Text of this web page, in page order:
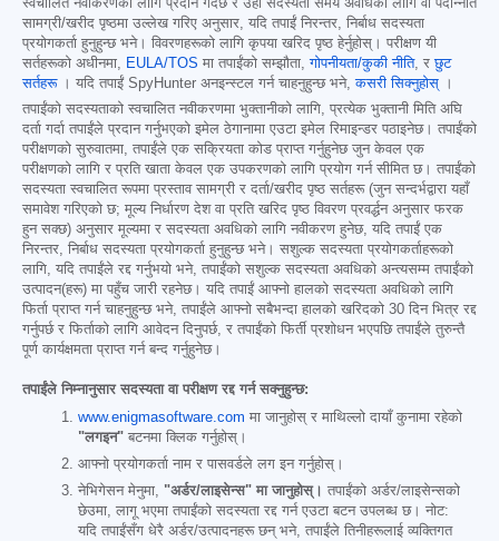
स्वचालित नवीकरणको लागि प्रदान गर्दछ र उही सदस्यता समय अवधिको लागि वा पदोन्नति
सामग्री/खरीद पृष्ठमा उल्लेख गरिए अनुसार, यदि तपाईं निरन्तर, निर्बाध सदस्यता
प्रयोगकर्ता हुनुहुन्छ भने। विवरणहरूको लागि कृपया खरिद पृष्ठ हेर्नुहोस्। परीक्षण यी
सर्तहरूको अधीनमा, EULA/TOS मा तपाईंको सम्झौता,गोपनीयता/कुकी नीति, रछुट
सर्तहरू। यदि तपाईं SpyHunter अनइन्स्टल गर्न चाहनुहुन्छ भने,कसरी सिक्नुहोस् ।
तपाईंको सदस्यताको स्वचालित नवीकरणमा भुक्तानीको लागि, प्रत्येक भुक्तानी मिति अघि
दर्ता गर्दा तपाईंले प्रदान गर्नुभएको इमेल ठेगानामा एउटा इमेल रिमाइन्डर पठाइनेछ। तपाईंको
परीक्षणको सुरुवातमा, तपाईंले एक सक्रियता कोड प्राप्त गर्नुहुनेछ जुन केवल एक
परीक्षणको लागि र प्रति खाता केवल एक उपकरणको लागि प्रयोग गर्न सीमित छ। तपाईंको
सदस्यता स्वचालित रूपमा प्रस्ताव सामग्री र दर्ता/खरीद पृष्ठ सर्तहरू (जुन सन्दर्भद्वारा यहाँ
समावेश गरिएको छ; मूल्य निर्धारण देश वा प्रति खरिद पृष्ठ विवरण प्रवर्द्धन अनुसार फरक
हुन सक्छ) अनुसार मूल्यमा र सदस्यता अवधिको लागि नवीकरण हुनेछ, यदि तपाईं एक
निरन्तर, निर्बाध सदस्यता प्रयोगकर्ता हुनुहुन्छ भने। सशुल्क सदस्यता प्रयोगकर्ताहरूको
लागि, यदि तपाईंले रद्द गर्नुभयो भने, तपाईंको सशुल्क सदस्यता अवधिको अन्त्यसम्म तपाईंको
उत्पादन(हरू) मा पहुँच जारी रहनेछ। यदि तपाईं आफ्नो हालको सदस्यता अवधिको लागि
फिर्ता प्राप्त गर्न चाहनुहुन्छ भने, तपाईंले आफ्नो सबैभन्दा हालको खरिदको 30 दिन भित्र रद्द
गर्नुपर्छ र फिर्ताको लागि आवेदन दिनुपर्छ, र तपाईंको फिर्ती प्रशोधन भएपछि तपाईंले तुरुन्तै
पूर्ण कार्यक्षमता प्राप्त गर्न बन्द गर्नुहुनेछ।
तपाईंले निम्नानुसार सदस्यता वा परीक्षण रद्द गर्न सक्नुहुन्छ:
www.enigmasoftware.com मा जानुहोस् र माथिल्लो दायाँ कुनामा रहेको
"लगइन" बटनमा क्लिक गर्नुहोस्।
आफ्नो प्रयोगकर्ता नाम र पासवर्डले लग इन गर्नुहोस्।
नेभिगेसन मेनुमा, "अर्डर/लाइसेन्स" मा जानुहोस्। तपाईंको अर्डर/लाइसेन्सको
छेउमा, लागू भएमा तपाईंको सदस्यता रद्द गर्न एउटा बटन उपलब्ध छ। नोट:
यदि तपाईंसँग धेरै अर्डर/उत्पादनहरू छन् भने, तपाईंले तिनीहरूलाई व्यक्तिगत